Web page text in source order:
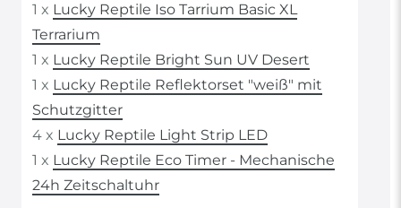
1 x Lucky Reptile Iso Tarrium Basic XL
Terrarium
1 x Lucky Reptile Bright Sun UV Desert
1 x Lucky Reptile Reflektorset "weiß" mit
Schutzgitter
4 x Lucky Reptile Light Strip LED
1 x Lucky Reptile Eco Timer - Mechanische
24h Zeitschaltuhr